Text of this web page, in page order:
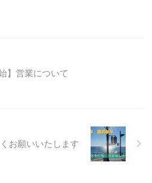
】営業について
お願いいたします